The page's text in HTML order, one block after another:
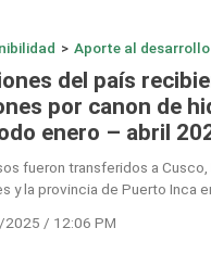
> Aporte al desarrollo
del país
por canon de
enero – abril
fueron transferidos a Cusco,
y la provincia de Puerto Inca
/ 12:06 PM